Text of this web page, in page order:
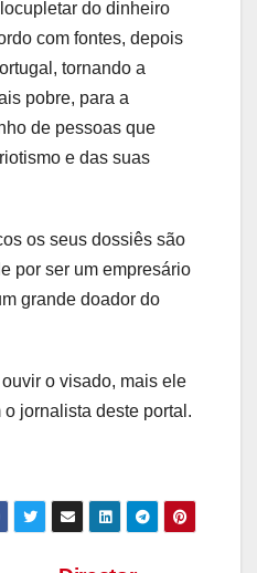
do dinheiro
com fontes, depois
tornando a
pobre, para a
de pessoas que
e das suas
os seus dossiês são
por ser um empresário
grande doador do
o visado, mais ele
jornalista deste portal.